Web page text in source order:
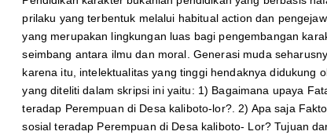
prilaku yang terbentuk melalui habitual action dan
yang merupakan lingkungan luas bagi pengembangan
seimbang antara ilmu dan moral. Generasi muda
karena itu, intelektualitas yang tinggi hendaknya didukung
yang diteliti dalam skripsi ini yaitu: 1) Bagaimana upaya
teradap Perempuan di Desa kaliboto-lor?. 2) Apa saja
sosial teradap Perempuan di Desa kaliboto- Lor? Tujuan